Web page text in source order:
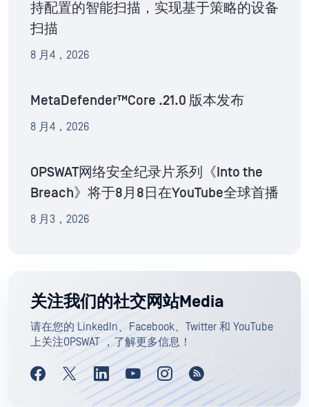
持配置的智能扫描，实现基于策略的设备
扫描
8 月4，2026
MetaDefender™Core .21.0 版本发布
8 月4，2026
OPSWAT网络安全纪录片系列《Into the
Breach》将于8月8日在YouTube全球首播
8 月3，2026
关注我们的社交网站Media
请在您的 LinkedIn、Facebook、Twitter 和 YouTube
上关注OPSWAT ，了解更多信息！